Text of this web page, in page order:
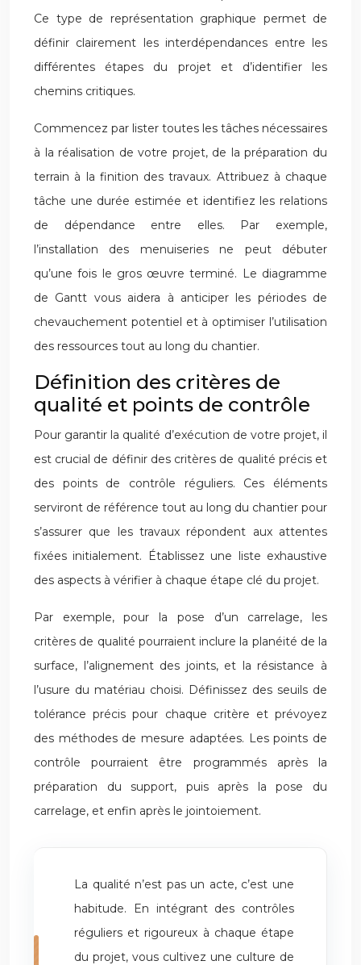
Ce type de représentation graphique permet de
définir clairement les interdépendances entre les
différentes étapes du projet et d’identifier les
chemins critiques.
Commencez par lister toutes les tâches nécessaires
à la réalisation de votre projet, de la préparation du
terrain à la finition des travaux. Attribuez à chaque
tâche une durée estimée et identifiez les relations
de dépendance entre elles. Par exemple,
l’installation des menuiseries ne peut débuter
qu’une fois le gros œuvre terminé. Le diagramme
de Gantt vous aidera à anticiper les périodes de
chevauchement potentiel et à optimiser l’utilisation
des ressources tout au long du chantier.
Définition des critères de
qualité et points de contrôle
Pour garantir la qualité d’exécution de votre projet, il
est crucial de définir des critères de qualité précis et
des points de contrôle réguliers. Ces éléments
serviront de référence tout au long du chantier pour
s’assurer que les travaux répondent aux attentes
fixées initialement. Établissez une liste exhaustive
des aspects à vérifier à chaque étape clé du projet.
Par exemple, pour la pose d’un carrelage, les
critères de qualité pourraient inclure la planéité de la
surface, l’alignement des joints, et la résistance à
l’usure du matériau choisi. Définissez des seuils de
tolérance précis pour chaque critère et prévoyez
des méthodes de mesure adaptées. Les points de
contrôle pourraient être programmés après la
préparation du support, puis après la pose du
carrelage, et enfin après le jointoiement.
La qualité n’est pas un acte, c’est une
habitude. En intégrant des contrôles
réguliers et rigoureux à chaque étape
du projet, vous cultivez une culture de